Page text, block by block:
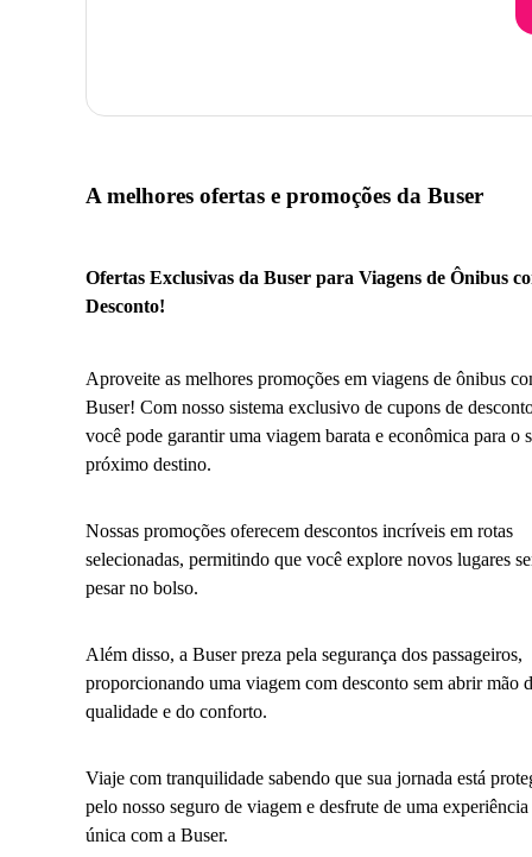
A melhores ofertas e promoções da Buser
Ofertas Exclusivas da Buser para Viagens de Ônibus
Desconto!
Aproveite as melhores promoções em viagens de ônibus
Buser! Com nosso sistema exclusivo de cupons de
você pode garantir uma viagem barata e econômica para o
próximo destino.
Nossas promoções oferecem descontos incríveis em rotas
selecionadas, permitindo que você explore novos lugares
pesar no bolso.
Além disso, a Buser preza pela segurança dos passageiros,
proporcionando uma viagem com desconto sem abrir mão
qualidade e do conforto.
Viaje com tranquilidade sabendo que sua jornada está
pelo nosso seguro de viagem e desfrute de uma experiência
única com a Buser.